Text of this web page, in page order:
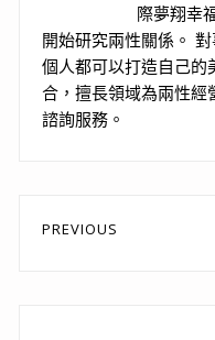
際夢翔幸
開始研究兩性關係。
個人都可以打造自己的
合，擅長領域為兩性經
諮詢服務。
文
PREVIOUS